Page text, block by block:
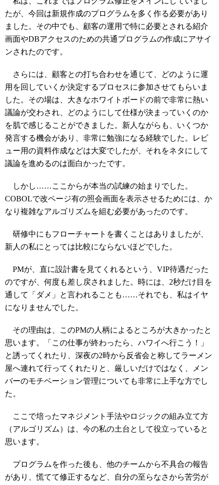
たが、今回は新規作成のプログラムを多く作る必要があり
ました。その中でも、顧客の運用で特に必要とされる紹介
画面やDBアクセスのための共通プログラムの作成にアサイ
ンされたのです。
さらには、顧客との打ち合わせを通じて、どのように運
用を回していくか決定するプロセスに参加させてもらいま
した。その場は、大きなホワイトボードの前で非常に熱い
議論が交わされ、どのようにして仕様が決まっていくのか
を肌で感じることができました。新人ながらも、いくつか
発言する機会があり、非常に勉強になる経験でした。レビ
ュー用の資料作成などは大変でしたが、それをネタにして
議論を進めるのは面白かったです。
しかし……ここからが本当の試練の始まりでした。
COBOLで改ページ有の照会画面を表示させるためには、か
なり複雑なアルゴリズムを組む必要があったのです。
研修中にもフローチャートを書くことはありましたが、
新人の私にとっては比較にならないほどでした。
PMが、直に設計書を見てくれるという、VIP待遇だった
のですが、何度も差し戻されました。時には、2秒だけ目を
通して「ダメ」と言われることも……それでも、私はイヤ
になりませんでした。
その理由は、このPMの人柄によるところが大きかったと
思います。「この仕事が終わったら、ハワイへ行こう！」
と誘ってくれたり、深夜の2時から反省会と称してラーメン
屋へ連れて行ってくれたりと、厳しいだけではなく、メン
バーのモチベーション管理についても非常に上手な方でし
た。
ここで培ったマネジメント手法やロジックの組み立て方
（アルゴリズム）は、今の私の土台として役立っていると
思います。
プログラムを作った後も、他のチームから不具合の報告
があり、慌てて修正するなど、自分の至らなさから苦労が